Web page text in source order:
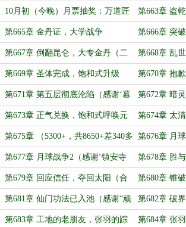
合一）
10月初（今晚）月票抽奖：万道匠
宗法骸，定制行李箱
第663章 盗
6200+）
第665章 金丹证，大学战争 第666章 突
6170+）
第667章 倒翻昆仑，大专金丹（二
合一，6500+）
第668章 乱
6500+）
第669章 圣体完成，饱和式升级
（两章合一，6600+）
第670章 抱
6100+）
第671章 第五层彻底沦陷（感谢‘暮
冬晨曦’打赏的盟主）
第672章 暗
笑天晴’打赏
第673章 正气兑换，饱和式呼唤元
婴（9400+三合一）
第674章 太
赏盟主）
第675章 （5300+，共8650+差340多
字到3章）
第676章 月
谢
第677章 月球战争2（感谢‘镇安寺
铁牛’打赏盟主）
第678章 胜
并8170+）
第679章 回应信任，夺回太阳（合
7600+）
第680章 锥
210”打赏盟主
第681章 仙门功法已入池（感谢“顽
猴捞月”打赏盟主）
第682章 破
6300+)
第683章 工地的老朋友，张羽的踪 第684章 张